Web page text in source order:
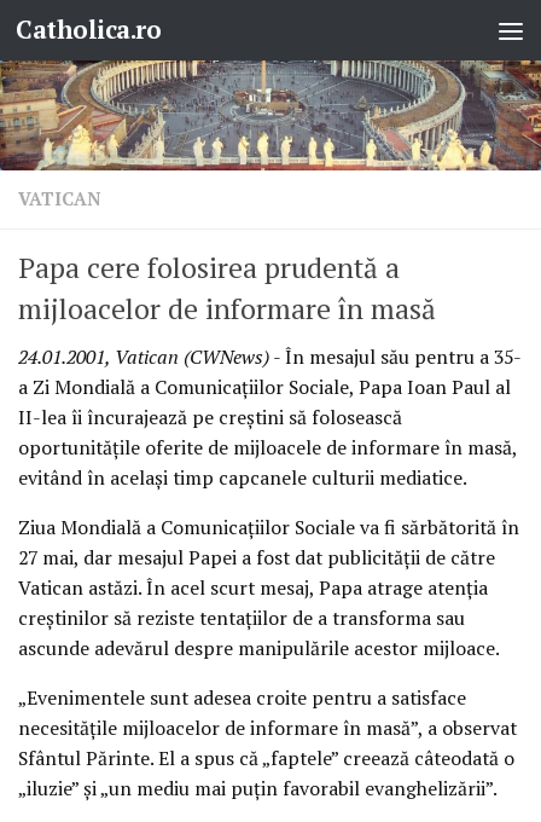
Skip to content
Catholica.ro
VATICAN
Papa cere folosirea prudentă a
mijloacelor de informare în masă
24.01.2001, Vatican (CWNews)- În mesajul său pentru a 35-
a Zi Mondială a Comunicaţiilor Sociale, Papa Ioan Paul al
II-lea îi încurajează pe creştini să folosească
oportunităţile oferite de mijloacele de informare în masă,
evitând în acelaşi timp capcanele culturii mediatice.
Ziua Mondială a Comunicaţiilor Sociale va fi sărbătorită în
27 mai, dar mesajul Papei a fost dat publicităţii de către
Vatican astăzi. În acel scurt mesaj, Papa atrage atenţia
creştinilor să reziste tentaţiilor de a transforma sau
ascunde adevărul despre manipulările acestor mijloace.
„Evenimentele sunt adesea croite pentru a satisface
necesităţile mijloacelor de informare în masă”, a observat
Sfântul Părinte. El a spus că „faptele” creează câteodată o
„iluzie” şi „un mediu mai puţin favorabil evanghelizării”.